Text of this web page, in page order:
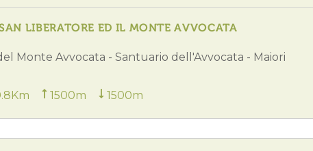
LIBERATORE ED IL MONTE AVVOCATA
Monte Avvocata - Santuario dell'Avvocata - Maiori
1500m 1500m